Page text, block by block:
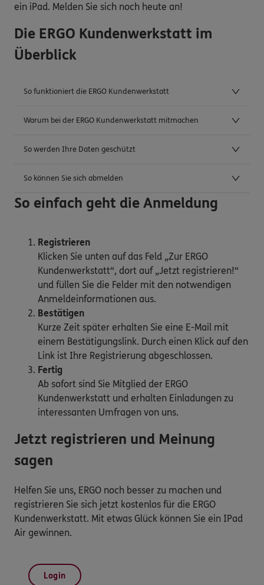
ein iPad. Melden Sie sich noch heute an!
Die ERGO Kundenwerkstatt im
Überblick
So funktioniert die ERGO Kundenwerkstatt
Warum bei der ERGO Kundenwerkstatt mitmachen
So werden Ihre Daten geschützt
So können Sie sich abmelden
So einfach geht die Anmeldung
Registrieren
Klicken Sie unten auf das Feld „Zur ERGO
Kundenwerkstatt“, dort auf „Jetzt registrieren!“
und füllen Sie die Felder mit den notwendigen
Anmeldeinformationen aus.
Bestätigen
Kurze Zeit später erhalten Sie eine E-Mail mit
einem Bestätigungslink. Durch einen Klick auf den
Link ist Ihre Registrierung abgeschlossen.
Fertig
Ab sofort sind Sie Mitglied der ERGO
Kundenwerkstatt und erhalten Einladungen zu
interessanten Umfragen von uns.
Jetzt registrieren und Meinung
sagen
Helfen Sie uns, ERGO noch besser zu machen und
registrieren Sie sich jetzt kostenlos für die ERGO
Kundenwerkstatt. Mit etwas Glück können Sie ein IPad
Air gewinnen.
Login